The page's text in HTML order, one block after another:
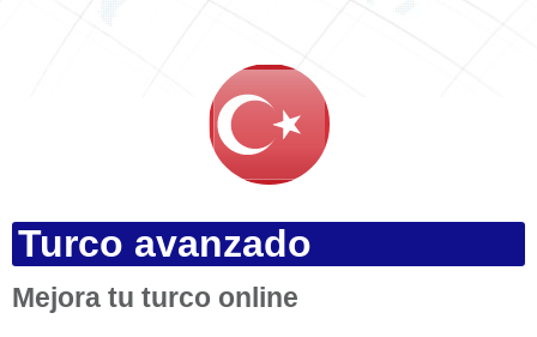
Turco avanzado
Mejora tu turco online